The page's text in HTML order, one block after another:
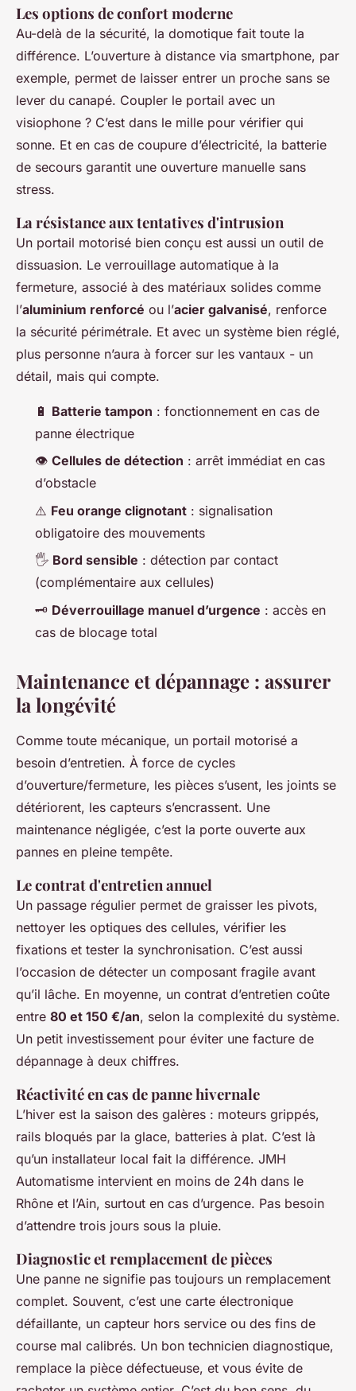
Les options de confort moderne
Au-delà de la sécurité, la domotique fait toute la
différence. L’ouverture à distance via smartphone, par
exemple, permet de laisser entrer un proche sans se
lever du canapé. Coupler le portail avec un
visiophone ? C’est dans le mille pour vérifier qui
sonne. Et en cas de coupure d’électricité, la batterie
de secours garantit une ouverture manuelle sans
stress.
La résistance aux tentatives d'intrusion
Un portail motorisé bien conçu est aussi un outil de
dissuasion. Le verrouillage automatique à la
fermeture, associé à des matériaux solides comme
l’aluminium renforcé ou l’acier galvanisé, renforce
la sécurité périmétrale. Et avec un système bien réglé,
plus personne n’aura à forcer sur les vantaux - un
détail, mais qui compte.
🔋 Batterie tampon : fonctionnement en cas de
panne électrique
👁️ Cellules de détection : arrêt immédiat en cas
d’obstacle
⚠️ Feu orange clignotant : signalisation
obligatoire des mouvements
🖐️ Bord sensible : détection par contact
(complémentaire aux cellules)
🗝️ Déverrouillage manuel d’urgence : accès en
cas de blocage total
Maintenance et dépannage : assurer
la longévité
Comme toute mécanique, un portail motorisé a
besoin d’entretien. À force de cycles
d’ouverture/fermeture, les pièces s’usent, les joints se
détériorent, les capteurs s’encrassent. Une
maintenance négligée, c’est la porte ouverte aux
pannes en pleine tempête.
Le contrat d'entretien annuel
Un passage régulier permet de graisser les pivots,
nettoyer les optiques des cellules, vérifier les
fixations et tester la synchronisation. C’est aussi
l’occasion de détecter un composant fragile avant
qu’il lâche. En moyenne, un contrat d’entretien coûte
entre 80 et 150 €/an, selon la complexité du système.
Un petit investissement pour éviter une facture de
dépannage à deux chiffres.
Réactivité en cas de panne hivernale
L’hiver est la saison des galères : moteurs grippés,
rails bloqués par la glace, batteries à plat. C’est là
qu’un installateur local fait la différence. JMH
Automatisme intervient en moins de 24h dans le
Rhône et l’Ain, surtout en cas d’urgence. Pas besoin
d’attendre trois jours sous la pluie.
Diagnostic et remplacement de pièces
Une panne ne signifie pas toujours un remplacement
complet. Souvent, c’est une carte électronique
défaillante, un capteur hors service ou des fins de
course mal calibrés. Un bon technicien diagnostique,
remplace la pièce défectueuse, et vous évite de